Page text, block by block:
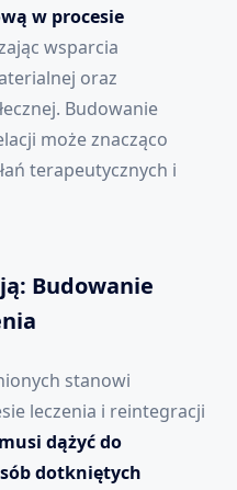
w procesie
wsparcia
oraz
Budowanie
może znacząco
terapeutycznych i
Budowanie
stanowi
leczenia i reintegracji
musi dążyć do
dotkniętych